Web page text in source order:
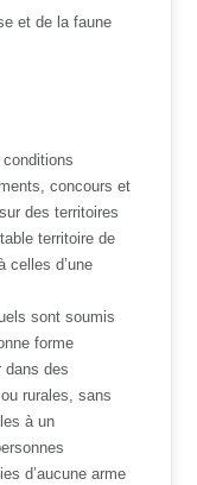
et de la faune
concours et
des territoires
territoire de
celles d’une
sont soumis
forme
dans des
rurales, sans
à un
d’aucune arme